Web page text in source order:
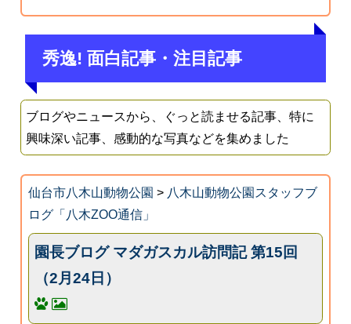
秀逸! 面白記事・注目記事
ブログやニュースから、ぐっと読ませる記事、特に
興味深い記事、感動的な写真などを集めました
仙台市八木山動物公園 > 八木山動物公園スタッフブ
ログ「八木ZOO通信」
園長ブログ マダガスカル訪問記 第15回
（2月24日）